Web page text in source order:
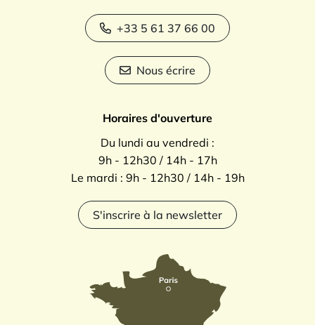
+33 5 61 37 66 00
Nous écrire
Horaires d'ouverture
Du lundi au vendredi :
9h - 12h30 / 14h - 17h
Le mardi : 9h - 12h30 / 14h - 19h
S'inscrire à la newsletter